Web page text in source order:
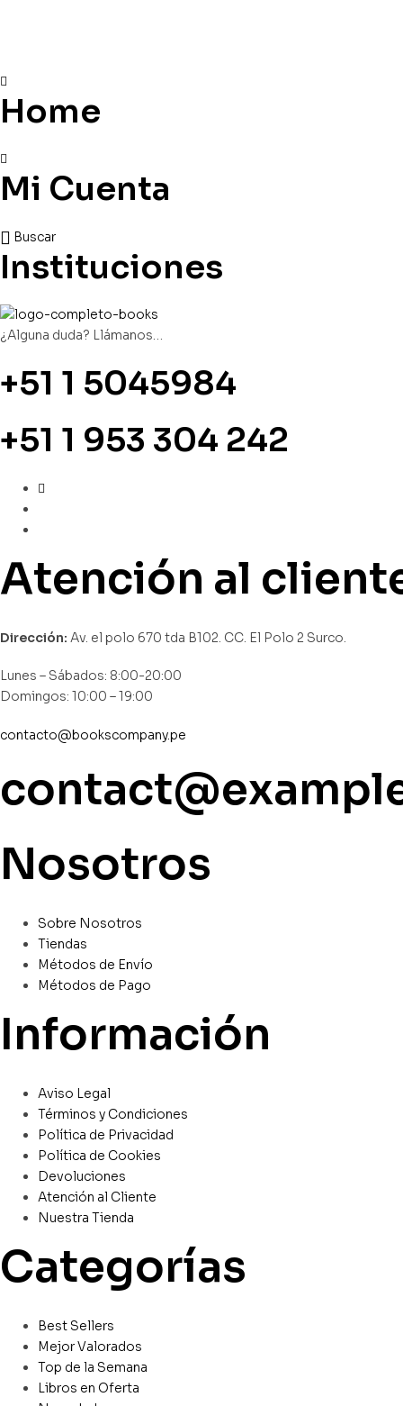
Home
Mi Cuenta
Buscar
Instituciones
¿Alguna duda? Llámanos…
+51 1 5045984
+51 1 953 304 242
Atención al
Dirección: Av. el polo 670 tda B102. CC. El Polo 2 Surco.
Lunes – Sábados: 8:00-20:00
Domingos: 10:00 – 19:00
contacto@bookscompany.pe
Nosotros
Sobre Nosotros
Tiendas
Métodos de Envío
Métodos de Pago
Información
Aviso Legal
Términos y Condiciones
Política de Privacidad
Política de Cookies
Devoluciones
Atención al Cliente
Nuestra Tienda
Categorías
Best Sellers
Mejor Valorados
Top de la Semana
Libros en Oferta